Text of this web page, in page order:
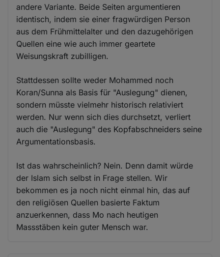
andere Variante. Beide Seiten argumentieren
identisch, indem sie einer fragwürdigen Person
aus dem Frühmittelalter und den dazugehörigen
Quellen eine wie auch immer geartete
Weisungskraft zubilligen.
Stattdessen sollte weder Mohammed noch
Koran/Sunna als Basis für "Auslegung" dienen,
sondern müsste vielmehr historisch relativiert
werden. Nur wenn sich dies durchsetzt, verliert
auch die "Auslegung" des Kopfabschneiders seine
Argumentationsbasis.
Ist das wahrscheinlich? Nein. Denn damit würde
der Islam sich selbst in Frage stellen. Wir
bekommen es ja noch nicht einmal hin, das auf
den religiösen Quellen basierte Faktum
anzuerkennen, dass Mo nach heutigen
Massstäben kein guter Mensch war.